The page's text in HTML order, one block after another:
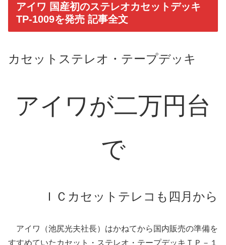
アイワ 国産初のステレオカセットデッキ
TP-1009を発売 記事全文
カセットステレオ・テープデッキ
アイワが二万円台
で
ＩＣカセットテレコも四月から
アイワ（池尻光夫社長）はかねてから国内販売の準備を
すすめていたカセット・ステレオ・テープデッキＴＰ－１